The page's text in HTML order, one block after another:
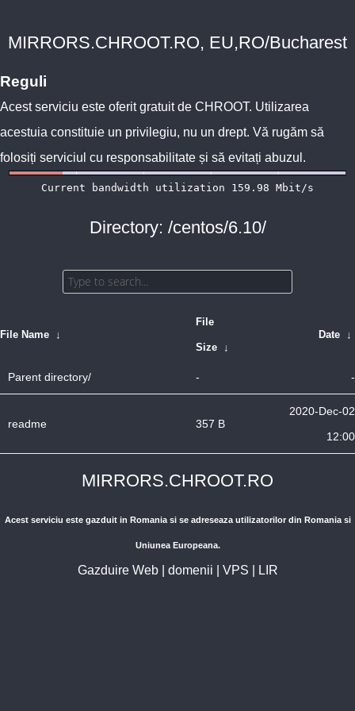
MIRRORS.CHROOT.RO, EU,RO/Bucharest
Reguli
Acest serviciu este oferit gratuit de CHROOT. Utilizarea
acestuia constituie un privilegiu, nu un drept. Vă rugăm să
folosiți serviciul cu responsabilitate și să evitați abuzul.
Directory: /centos/6.10/
File Name ↓
File
Size ↓
Date ↓
Parent directory/ - -
readme 357 B
2020-Dec-02
12:00
MIRRORS.CHROOT.RO
Acest serviciu este gazduit in Romania si se adreseaza utilizatorilor din Romania si
Uniunea Europeana.
Gazduire Web| domenii VPS LIR